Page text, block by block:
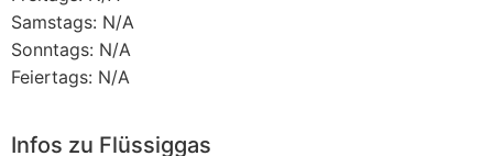
Samstags: N/A
Sonntags: N/A
Feiertags: N/A
Infos zu Flüssiggas